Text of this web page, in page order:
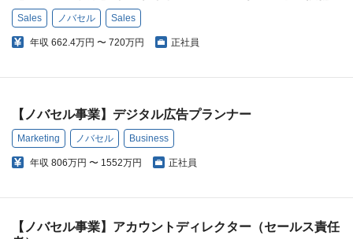
Sales ノバセル Sales
年収 662.4万円 〜 720万円 正社員
【ノバセル事業】デジタル広告プランナー
Marketing ノバセル Business
年収 806万円 〜 1552万円 正社員
【ノバセル事業】アカウントディレクター（セールス責任